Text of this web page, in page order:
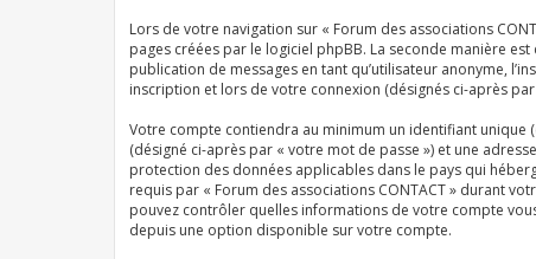
Lors de votre navigation sur « Forum des associations
pages créées par le logiciel phpBB. La seconde manière
publication de messages en tant qu’utilisateur anonyme,
inscription et lors de votre connexion (désignés ci-après par
Votre compte contiendra au minimum un identifiant unique
(désigné ci-après par « votre mot de passe ») et une
protection des données applicables dans le pays qui
requis par « Forum des associations CONTACT » durant
pouvez contrôler quelles informations de votre compte
depuis une option disponible sur votre compte.